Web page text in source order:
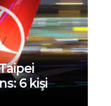
6 kişi